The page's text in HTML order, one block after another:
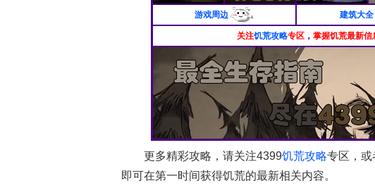
游戏周边 建筑大全
关注饥荒攻略专区 ， 掌握饥荒最新信
更多精彩攻略，请关注4399饥荒攻略专区，或
即可在第一时间获得饥荒的最新相关内容。